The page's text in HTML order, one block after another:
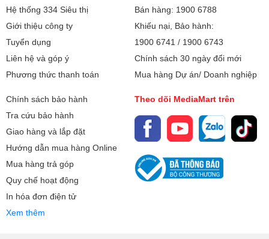
Hệ thống 334 Siêu thị
Giới thiệu công ty
Tuyển dụng
Liên hệ và góp ý
Phương thức thanh toán
Bán hàng: 1900 6788
Khiếu nại, Bảo hành:
1900 6741 / 1900 6743
Chính sách 30 ngày đổi mới
Mua hàng Dự án/ Doanh nghiệp
Chính sách bảo hành
Tra cứu bảo hành
Giao hàng và lắp đặt
Hướng dẫn mua hàng Online
Mua hàng trả góp
Quy chế hoạt động
In hóa đơn điện tử
Xem thêm
Theo dõi MediaMart trên